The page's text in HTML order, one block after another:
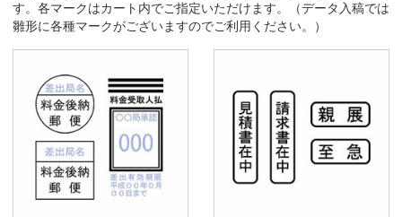
す。各マークはカート内でご指定いただけます。（データ入稿では
雛形に各種マークがございますのでご利用ください。）